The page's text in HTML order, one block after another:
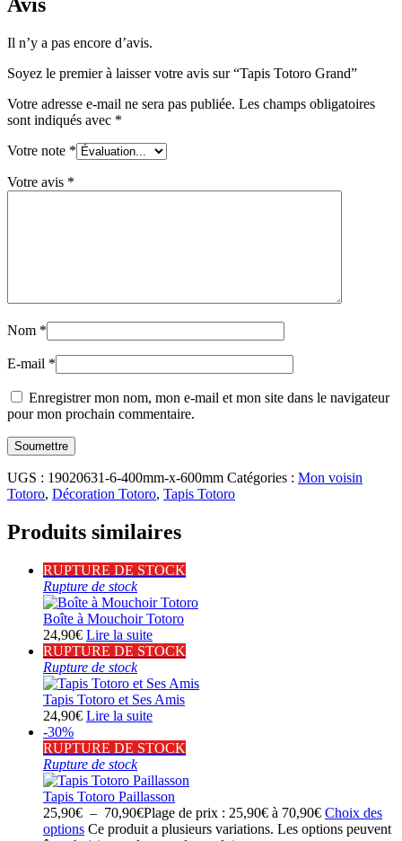
Avis
Il n’y a pas encore d’avis.
Soyez le premier à laisser votre avis sur “Tapis Totoro Grand”
Votre adresse e-mail ne sera pas publiée. Les champs obligatoires
sont indiqués avec *
Votre note *
Votre avis *
Nom *
E-mail *
Enregistrer mon nom, mon e-mail et mon site dans le navigateur
pour mon prochain commentaire.
UGS : 19020631-6-400mm-x-600mm Catégories : Mon voisin
Totoro, Décoration Totoro, Tapis Totoro
Produits similaires
RUPTURE DE STOCK
Rupture de stock
Boîte à Mouchoir Totoro
24,90€ Lire la suite
RUPTURE DE STOCK
Rupture de stock
Tapis Totoro et Ses Amis
24,90€ Lire la suite
-30%
RUPTURE DE STOCK
Rupture de stock
Tapis Totoro Paillasson
25,90€ – 70,90€Plage de prix : 25,90€ à 70,90€ Choix des
options Ce produit a plusieurs variations. Les options peuvent